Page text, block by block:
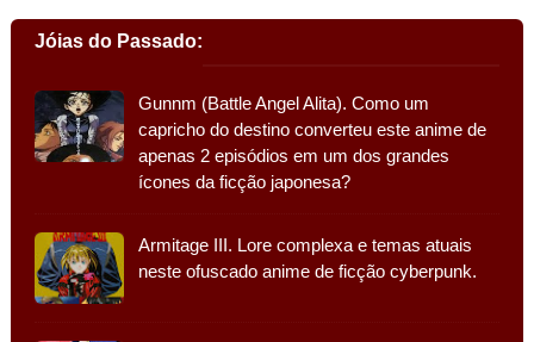
Jóias do Passado:
Gunnm (Battle Angel Alita). Como um
capricho do destino converteu este anime de
apenas 2 episódios em um dos grandes
ícones da ficção japonesa?
Armitage III. Lore complexa e temas atuais
neste ofuscado anime de ficção cyberpunk.